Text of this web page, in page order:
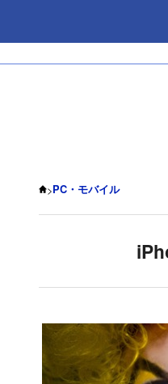
>PC・モバイル